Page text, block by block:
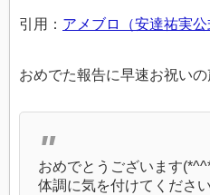
引用： アメブロ（安達祐実公
おめでた報告に早速お祝いの
おめでとうございます
体調に気を付けてくださ